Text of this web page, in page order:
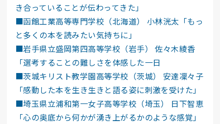
き合っていることが伝わってきた」
■函館工業高等専門学校（北海道） 小林洸太「もっ
と多くの本を読みたい気持ちに」
■岩手県立盛岡第四高等学校（岩手） 佐々木綾香
「選考することの難しさを体感した一日
■茨城キリスト教学園高等学校（茨城） 安達凜々子
「感動した本を生き生きと語る姿に刺激を受けた」
■埼玉県立浦和第一女子高等学校（埼玉） 日下智恵
「心の奥底から何かが湧き上がるかのような感覚」